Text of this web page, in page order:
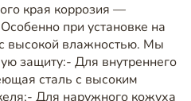
края коррозия —
при установке на
высокой влажностью. Мы
защиту:- Для внутреннего
сталь с высоким
Для наружного кожуха